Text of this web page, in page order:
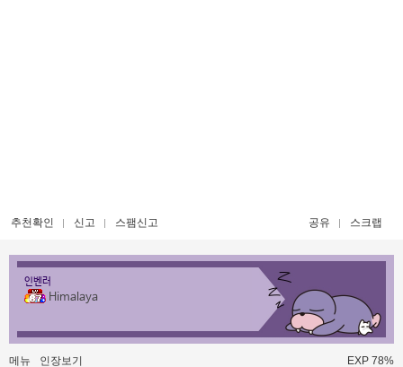
추천확인 신고 스팸신고 공유 스크랩
인벤러
Himalaya
메뉴 인장보기 EXP 78%